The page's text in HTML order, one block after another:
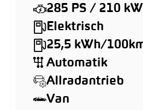
285 PS / 210 kW
Elektrisch
25,5 kWh/
Automatik
Allradantrieb
Van